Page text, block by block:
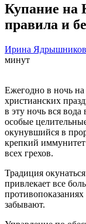
Купание на
правила и
Ирина
минут
Ежегодно в ночь
христианских
в эту ночь вся вода
особые
окунувшийся в
крепкий иммунитет
всех грехов.
Традиция
привлекает все
забывают.